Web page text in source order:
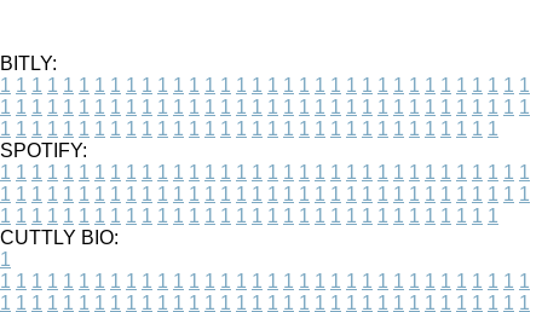
BITLY:
1 1 1 1 1 1 1 1 1 1 1 1 1 1 1 1 1 1 1 1 1 1 1 1 1 1 1 1 1 1 1 1 1 1
1 1 1 1 1 1 1 1 1 1 1 1 1 1 1 1 1 1 1 1 1 1 1 1 1 1 1 1 1 1 1 1 1 1
1 1 1 1 1 1 1 1 1 1 1 1 1 1 1 1 1 1 1 1 1 1 1 1 1 1 1 1 1 1 1 1
SPOTIFY:
1 1 1 1 1 1 1 1 1 1 1 1 1 1 1 1 1 1 1 1 1 1 1 1 1 1 1 1 1 1 1 1 1 1
1 1 1 1 1 1 1 1 1 1 1 1 1 1 1 1 1 1 1 1 1 1 1 1 1 1 1 1 1 1 1 1 1 1
1 1 1 1 1 1 1 1 1 1 1 1 1 1 1 1 1 1 1 1 1 1 1 1 1 1 1 1 1 1 1 1
CUTTLY BIO:
1
1 1 1 1 1 1 1 1 1 1 1 1 1 1 1 1 1 1 1 1 1 1 1 1 1 1 1 1 1 1 1 1 1 1
1 1 1 1 1 1 1 1 1 1 1 1 1 1 1 1 1 1 1 1 1 1 1 1 1 1 1 1 1 1 1 1 1 1